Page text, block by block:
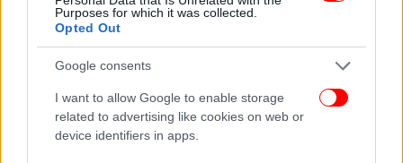
Purposes for which it was collected.
Opted Out
Google consents
I want to allow Google to enable storage
related to advertising like cookies on web or
device identifiers in apps.
πρώτοι όλες τις ειδήσεις
Δείτε όλες τις τελευταίες
από την Ελλάδα και τον Κόσμο,
ΔΙΑΒΑΣΤΕ ΠΕΡΙΣΣΟΤΕΡΑ COPERNICUS